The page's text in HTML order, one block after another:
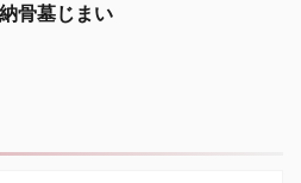
骨墓じまい